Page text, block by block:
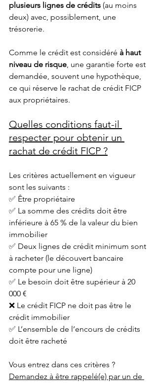
plusieurs lignes de crédits (au moins
deux) avec, possiblement, une
trésorerie.
Comme le crédit est considéré à haut
niveau de risque, une garantie forte est
demandée, souvent une hypothèque,
ce qui réserve le rachat de crédit FICP
aux propriétaires.
Quelles conditions faut-il
respecter pour obtenir un
rachat de crédit FICP ?
Les critères actuellement en vigueur
sont les suivants :
✅ Être propriétaire
✅ La somme des crédits doit être
inférieure à 65 % de la valeur du bien
immobilier
✅ Deux lignes de crédit minimum sont
à racheter (le découvert bancaire
compte pour une ligne)
✅ Le besoin doit être supérieur à 20
000 €
❌ Le crédit FICP ne doit pas être le
crédit immobilier
✅ L’ensemble de l’encours de crédits
doit être racheté
Vous entrez dans ces critères ?
Demandez à être rappelé(e) par un de